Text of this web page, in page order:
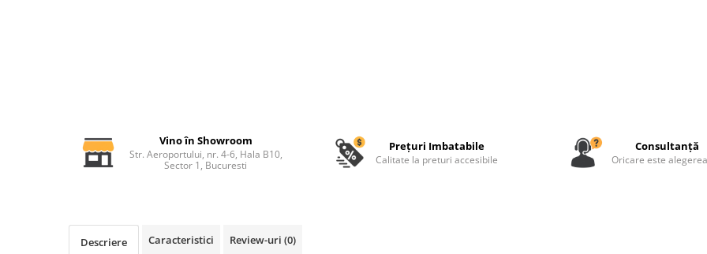
Capiteluri coloane
Piedestaluri coloane
Trunchiuri coloane
Vino în Showroom
Str. Aeroportului, nr. 4-6, Hala B10,
Sector 1, Bucuresti
Prețuri Imbatabile
Calitate la preturi accesibile
Consultanță
Oricare este
Descriere Caracteristici Review-uri (0)